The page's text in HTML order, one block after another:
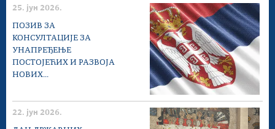
25. јун 2026.
ПОЗИВ ЗА
КОНСУЛТАЦИЈЕ ЗА
УНАПРЕЂЕЊЕ
ПОСТОЈЕЋИХ И РАЗВОЈА
НОВИХ...
22. јун 2026.